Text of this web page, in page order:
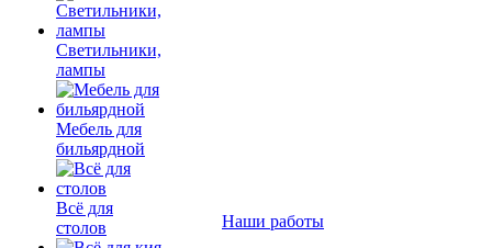
Светильники,
лампы
Мебель для
бильярдной
Всё для
столов
Наши работы